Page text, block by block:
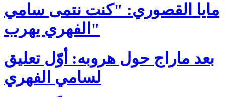
مايا القصوري: "كنت نتمى سامي
الفهري يهرب"
بعد ماراج حول هروبه: أوّل تعليق
لسامي الفهري